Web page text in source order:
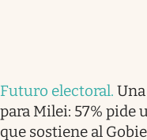
Futuro electoral.
para Milei: 57% pide
que sostiene al